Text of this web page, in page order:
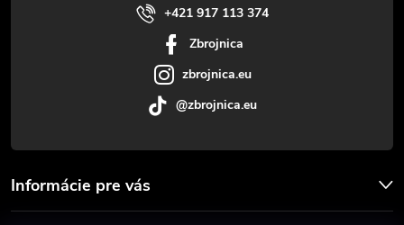
Informácie pre vás
+421 917 113 374
Zbrojnica
zbrojnica.eu
@zbrojnica.eu